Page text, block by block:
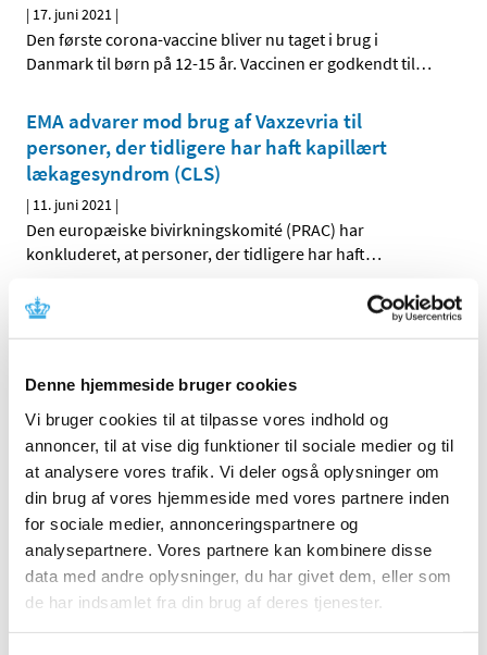
Denne hjemmeside bruger cookies
Vi bruger cookies til at tilpasse vores indhold og
annoncer, til at vise dig funktioner til sociale medier og til
at analysere vores trafik. Vi deler også oplysninger om
din brug af vores hjemmeside med vores partnere inden
for sociale medier, annonceringspartnere og
analysepartnere. Vores partnere kan kombinere disse
data med andre oplysninger, du har givet dem, eller som
de har indsamlet fra din brug af deres tjenester.
| 17. juni 2021 |
Den første corona-vaccine bliver nu taget i brug i
Danmark til børn på 12-15 år. Vaccinen er godkendt til…
EMA advarer mod brug af Vaxzevria til
personer, der tidligere har haft kapillært
lækagesyndrom (CLS)
| 11. juni 2021 |
Den europæiske bivirkningskomité (PRAC) har
konkluderet, at personer, der tidligere har haft…
EMA fortsætter sin analyse af tilfælde af
hjertebetændelse ifm. COVID-19-vaccination
Det europæiske medicinalagentur EMA fortsætter sin
vurdering af rapporter om betændelse i hjertemusklen
Ændringer på Tilknytningsområdet fra 26. maj
2021
|1. juni 2021 |
Nye virksomheder Afgrænsningen af
lægemiddelvirksomheder udvides til også at omfatte…